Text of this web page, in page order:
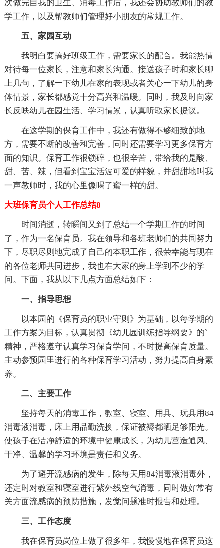
次做完自我的卫生、消毒工作后，我还会协助教师们的教
学工作，以及帮教师们管理好小朋友的常规工作。
五、家园互动
我明白要搞好班级工作，需要家长的配合。我能热情
对待每一位家长，注意和家长沟通。接送孩子时和家长聊
上几句，了解一下幼儿在家的表现或者关心一下幼儿的身
体情景，家长都感觉十分高兴和温暖。同时，我及时向家
长反映幼儿在园生活、学习情景，认真听取家长提议。
在这学期的保育工作中，我还有做得不够细致的地
方，需要不断的改善和完善，同时还需要学习更多保育方
面的知识。保育工作很锁碎，也很辛苦，带给我的是酸、
甜、苦、辣，但看到宝宝活波可爱的样貌，并甜甜地叫我
一声教师时，我的心里像喝了蜜一样的甜。
大班保育员个人工作总结8
时间消逝，转瞬间又到了总结一个学期工作的时间
了，作为一名保育员。我在领导和各班老师们的共同努力
下，尽职尽则地完成了自己的本职工作，很荣幸能与现在
的各位老师共同进步，我也在大家的身上学到不少的学
问。下面，我从以下几点方面总结如下：
一、指导思想
以本园的《保育员的职业守则》为基础，以每学期的
工作方案为目标，认真贯彻《幼儿园训练指导纲要》的`
精神，严格遵守认真学习保育学问，不时提高保育质量。
主动参预园里进行的各种保育学习活动，努力提高自身素
养。
二、主要工作
坚持每天的消毒工作，教室、寝室、用具、玩具用84
消毒液消毒，床上用品勤洗换，保证被褥都晒足够阳光。
使孩子在洁净舒适的环境中健康成长，为幼儿营造通风、
干净、温馨的学习环境是责任和义务。
为了避开流感病的发生，除每天用84消毒液消毒外，
还定时对教室和寝室进行紫外线空气消毒，同时做好常有
关方面流感病的预防措施，发觉问题准时报告和处理。
三、工作态度
我在保育员岗位上做了很多年，我慢慢地在保育员这